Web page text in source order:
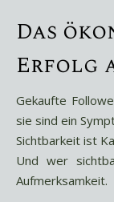
Das
Erfolg
Gekaufte
sie sind ein
Sichtbarkeit ist
Und wer
Aufmerksamkeit.